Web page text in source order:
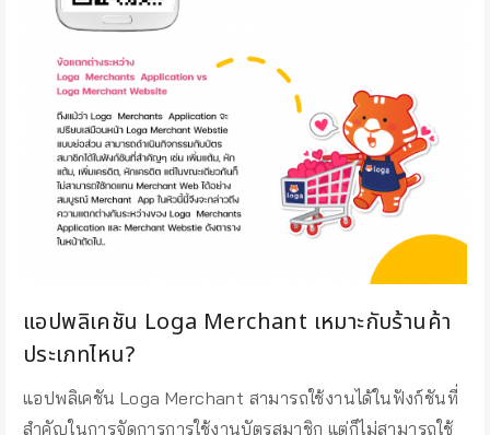
แอปพลิเคชัน Loga Merchant เหมาะกับร้านค้า
ประเภทไหน?
แอปพลิเคชัน Loga Merchant สามารถใช้งานได้ในฟังก์ชันที่
สำคัญในการจัดการการใช้งานบัตรสมาชิก แต่ก็ไม่สามารถใช้